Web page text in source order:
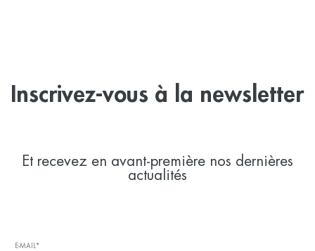
Inscrivez-vous à la newsletter
Et recevez en avant-première nos dernières
actualités